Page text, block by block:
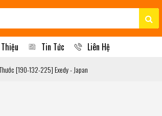
Tin Tức Liên Hệ
[190-132-225] Exedy - Japan